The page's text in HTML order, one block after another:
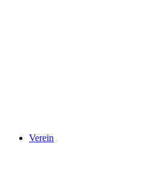
Verein